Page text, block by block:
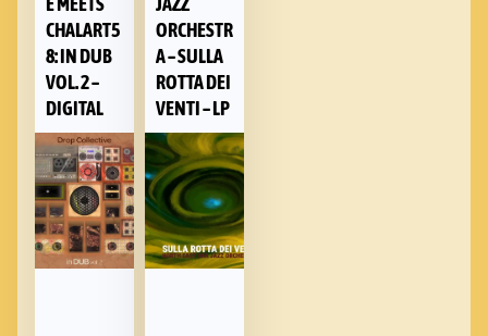
CHALART5
8: IN DUB
VOL. 2 –
DIGITAL
ORCHESTR
A – SULLA
ROTTA DEI
VENTI – LP